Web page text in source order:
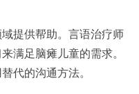
提供帮助。言语治疗师
满足脑瘫儿童的需求。
代的沟通方法。